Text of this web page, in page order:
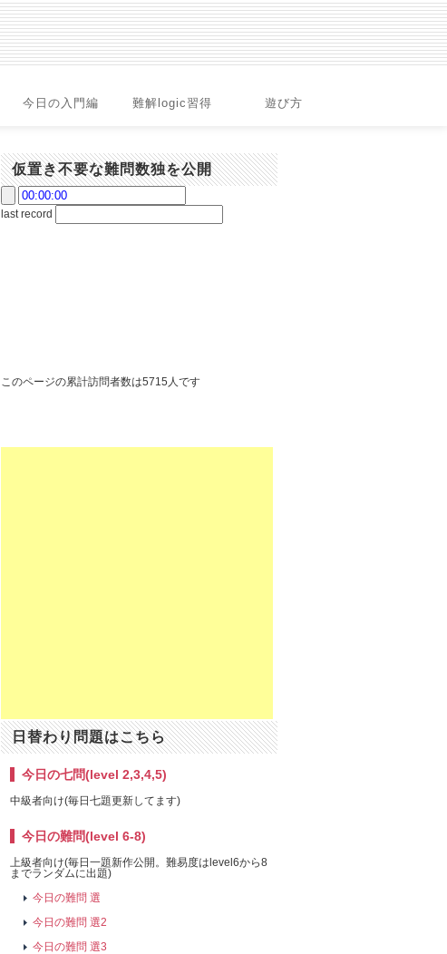
今日の入門編 難解logic習得 遊び方
仮置き不要な難問数独を公開
last record
このページの累計訪問者数は5715人です
日替わり問題はこちら
今日の七問(level 2,3,4,5)
中級者向け(毎日七題更新してます)
今日の難問(level 6-8)
上級者向け(毎日一題新作公開。難易度はlevel6から8
までランダムに出題)
今日の難問 選
今日の難問 選2
今日の難問 選3